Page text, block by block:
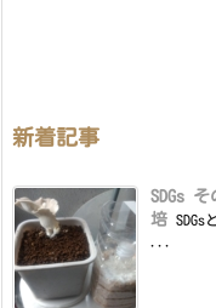
新着記事
SDGs
培